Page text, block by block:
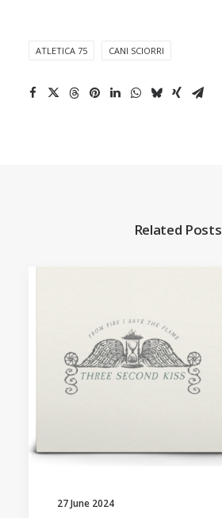
ATLETICA 75 CANI SCIORRI
Related Posts
27 June 2024